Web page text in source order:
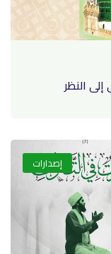
إلى النظر
إصدارات